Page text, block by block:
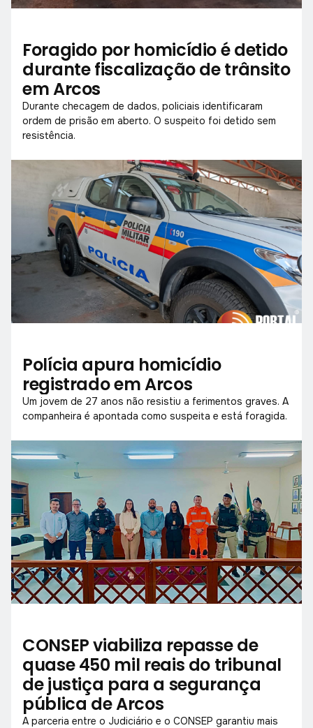
Foragido por homicídio é detido
durante fiscalização de trânsito
em Arcos
Durante checagem de dados, policiais identificaram
ordem de prisão em aberto. O suspeito foi detido sem
resistência.
Polícia apura homicídio
registrado em Arcos
Um jovem de 27 anos não resistiu a ferimentos graves. A
companheira é apontada como suspeita e está foragida.
CONSEP viabiliza repasse de
quase 450 mil reais do tribunal
de justiça para a segurança
pública de Arcos
A parceria entre o Judiciário e o CONSEP garantiu mais